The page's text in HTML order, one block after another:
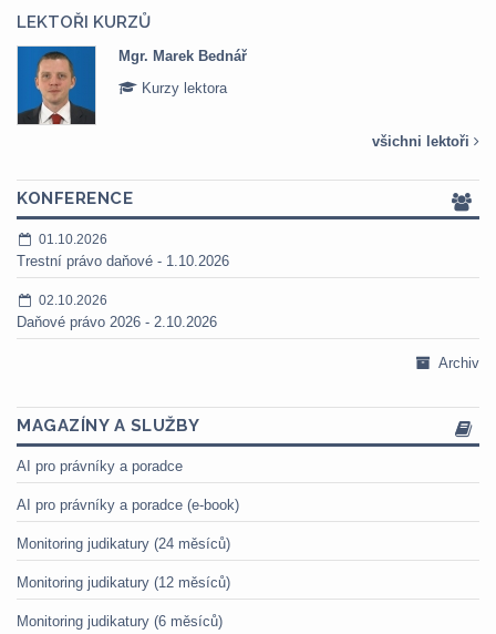
LEKTOŘI KURZŮ
Mgr. Marek Bednář
Kurzy lektora
všichni lektoři
KONFERENCE
01.10.2026
Trestní právo daňové - 1.10.2026
02.10.2026
Daňové právo 2026 - 2.10.2026
Archiv
MAGAZÍNY A SLUŽBY
AI pro právníky a poradce
AI pro právníky a poradce (e-book)
Monitoring judikatury (24 měsíců)
Monitoring judikatury (12 měsíců)
Monitoring judikatury (6 měsíců)